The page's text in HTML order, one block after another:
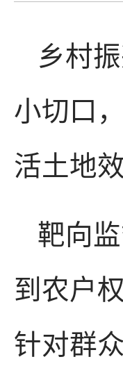
乡村
小切口
活土地
靶向
到农户
针对群